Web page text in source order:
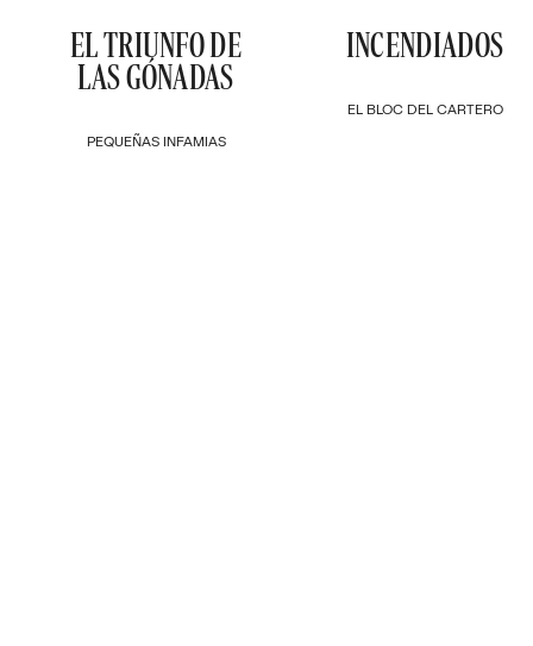
PEQUEÑAS INFAMIAS
EL TRIUNFO DE
LAS GÓNADAS
EL BLOC DEL CARTERO
INCENDIADOS